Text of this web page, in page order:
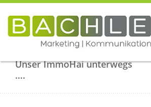
Unser ImmoHai unterwegs
….